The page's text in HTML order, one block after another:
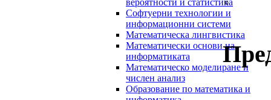
вероятности и статистика
Софтуерни технологии и
информационни системи
Математическа лингвистика
Математически основи на
информатиката
Математическо моделиране и
числен анализ
Образование по математика и